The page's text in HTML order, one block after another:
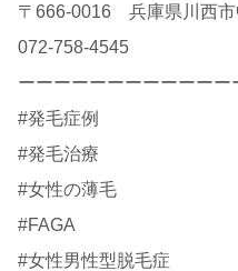
〒666-0016 兵庫県川西市
072-758-4545
ーーーーーーーーーーーー
#発毛症例
#発毛治療
#女性の薄毛
#FAGA
#女性男性型脱毛症